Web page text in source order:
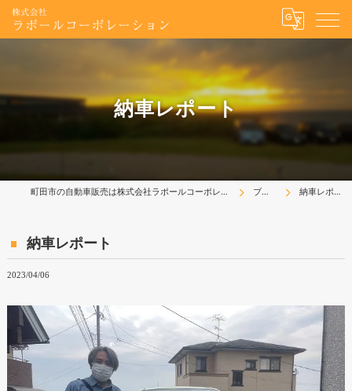
納車レポート
町田市の自動車販売は株式会社ラポールコーポレーション ブログ 納車レポート
納車レポート
2023/04/06